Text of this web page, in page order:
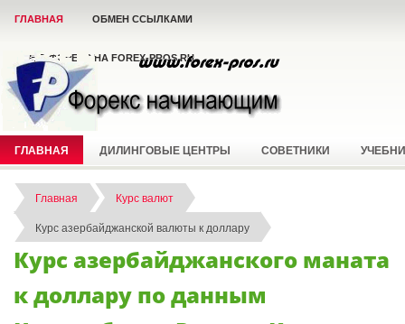
ГЛАВНАЯ ОБМЕН ССЫЛКАМИ
ВСЁ О ФОРЕКС НА FOREX-PROS.RU
ГЛАВНАЯ ДИЛИНГОВЫЕ ЦЕНТРЫ СОВЕТНИКИ
Главная
Курс валют
Курс азербайджанской валюты к доллару
Курс азербайджанского маната
к доллару по данным